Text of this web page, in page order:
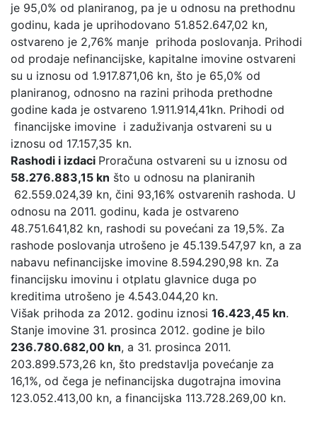
je 95,0% od planiranog, pa je u odnosu na prethodnu
godinu, kada je uprihodovano 51.852.647,02 kn,
ostvareno je 2,76% manje prihoda poslovanja. Prihodi
od prodaje nefinancijske, kapitalne imovine ostvareni
su u iznosu od 1.917.871,06 kn, što je 65,0% od
planiranog, odnosno na razini prihoda prethodne
godine kada je ostvareno 1.911.914,41kn. Prihodi od
financijske imovine i zaduživanja ostvareni su u
iznosu od 17.157,35 kn.
Rashodi i izdaci Proračuna ostvareni su u iznosu od
58.276.883,15 kn što u odnosu na planiranih
62.559.024,39 kn, čini 93,16% ostvarenih rashoda. U
odnosu na 2011. godinu, kada je ostvareno
48.751.641,82 kn, rashodi su povećani za 19,5%. Za
rashode poslovanja utrošeno je 45.139.547,97 kn, a za
nabavu nefinancijske imovine 8.594.290,98 kn. Za
financijsku imovinu i otplatu glavnice duga po
kreditima utrošeno je 4.543.044,20 kn.
Višak prihoda za 2012. godinu iznosi 16.423,45 kn.
Stanje imovine 31. prosinca 2012. godine je bilo
236.780.682,00 kn, a 31. prosinca 2011.
203.899.573,26 kn, što predstavlja povećanje za
16,1%, od čega je nefinancijska dugotrajna imovina
123.052.413,00 kn, a financijska 113.728.269,00 kn.